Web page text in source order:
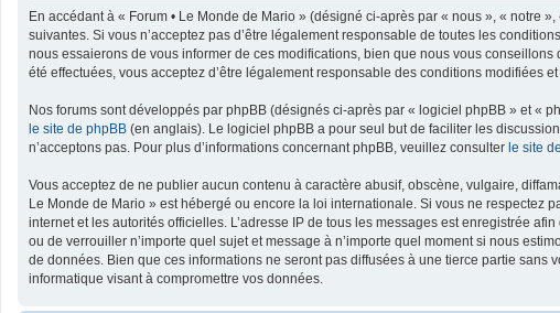
En accédant à « Forum • Le Monde de Mario » (désigné ci-après par « nous », « notre
suivantes. Si vous n’acceptez pas d’être légalement responsable de toutes les
nous essaierons de vous informer de ces modifications, bien que nous vous
été effectuées, vous acceptez d’être légalement responsable des conditions modifiées et
Nos forums sont développés par phpBB (désignés ci-après par « logiciel phpBB » et «
le site de phpBB (en anglais). Le logiciel phpBB a pour seul but de faciliter les
n’acceptons pas. Pour plus d’informations concernant phpBB, veuillez consulter le site
Vous acceptez de ne publier aucun contenu à caractère abusif, obscène, vulgaire,
Le Monde de Mario » est hébergé ou encore la loi internationale. Si vous ne respectez
internet et les autorités officielles. L’adresse IP de tous les messages est enregistrée
ou de verrouiller n’importe quel sujet et message à n’importe quel moment si nous
de données. Bien que ces informations ne seront pas diffusées à une tierce partie sans
informatique visant à compromettre vos données.